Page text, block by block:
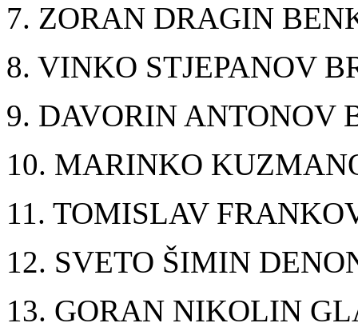
7. ZORAN DRAGIN
8. VINKO STJEPANOV
9. DAVORIN ANTONOV
10. MARINKO
11. TOMISLAV
12. SVETO ŠIMIN
13. GORAN NIKOLIN